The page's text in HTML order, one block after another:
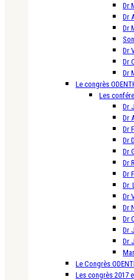
Dr
Dr
Dr
Dr
Dr
Dr
Le congrès
Les
Dr
Dr
Dr
Dr
Dr
Dr
Dr
Dr.
Dr
Dr
Dr
Dr
Dr
Le Congrès
Les congrès 2017